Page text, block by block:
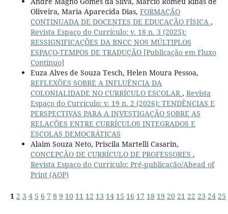
Oliveira, Maria Aparecida Dias, FORMAÇÃO
CONTINUADA DE DOCENTES DE EDUCAÇÃO FÍSICA ,
Revista Espaço do Currículo: v. 18 n. 3 (2025):
RESSIGNIFICAÇÕES DA BNCC NOS MÚLTIPLOS
ESPAÇO-TEMPOS DE TRADUÇÃO [Publicação em Fluxo
Contínuo]
Euza Alves de Souza Tesch, Helen Moura Pessoa,
REFLEXÕES SOBRE A INFLUÊNCIA DA
COLONIALIDADE NO CURRÍCULO ESCOLAR, Revista
Espaço do Currículo: v. 19 n. 2 (2026): TENDÊNCIAS E
PERSPECTIVAS PARA A INVESTIGAÇÃO SOBRE AS
RELAÇÕES ENTRE CURRÍCULOS INTEGRADOS E
ESCOLAS DEMOCRÁTICAS
Alaim Souza Neto, Priscila Martelli Casarin,
CONCEPÇÃO DE CURRÍCULO DE PROFESSORES ,
Revista Espaço do Currículo: Pré-publicação/Ahead of
Print (AOP)
1 2 3 4 5 6 7 8 9 10 11 12 13 14 15 16 17 18 19 20 21 22 23 24 25